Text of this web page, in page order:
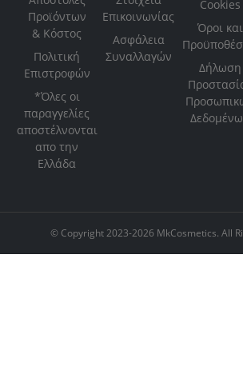
Προϊόντων
& Κόστος
Πολιτική
Επιστροφών
*Όλες οι
παραγγελίες
αποστέλνονται
απο την
Ελλάδα
Επικοινωνίας
Ασφάλεια
Συναλλαγών
Cookies
Όροι και
Δήλωση
© Copyright 2023-2026 MkCosmetics. All